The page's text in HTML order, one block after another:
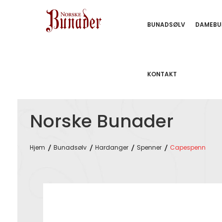
BUNADSØLV
KONTAKT
Norske Bunader
Hjem Bunadsølv Hardanger Spenner Capespenn